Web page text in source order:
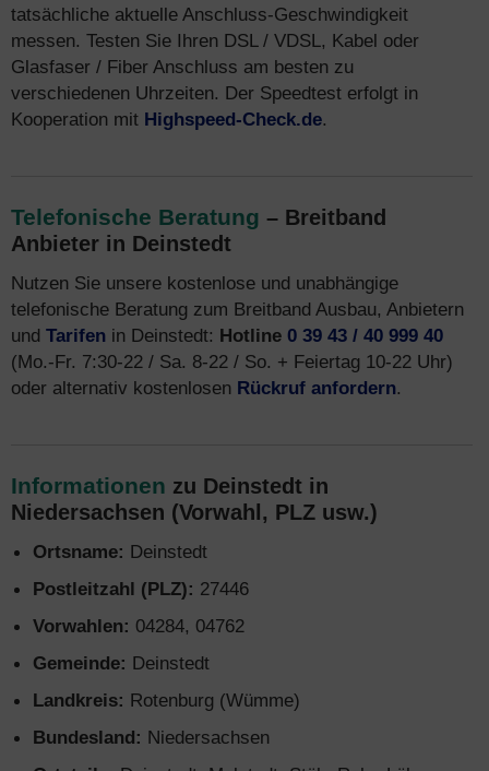
tatsächliche aktuelle Anschluss-Geschwindigkeit
messen. Testen Sie Ihren DSL / VDSL, Kabel oder
Glasfaser / Fiber Anschluss am besten zu
verschiedenen Uhrzeiten. Der Speedtest erfolgt in
Kooperation mit Highspeed-Check.de.
Telefonische Beratung – Breitband
Anbieter in Deinstedt
Nutzen Sie unsere kostenlose und unabhängige
telefonische Beratung zum Breitband Ausbau, Anbietern
und Tarifen in Deinstedt: Hotline 0 39 43 / 40 999 40
(Mo.-Fr. 7:30-22 / Sa. 8-22 / So. + Feiertag 10-22 Uhr)
oder alternativ kostenlosen Rückruf anfordern.
Informationen zu Deinstedt in
Niedersachsen (Vorwahl, PLZ usw.)
Ortsname: Deinstedt
Postleitzahl (PLZ): 27446
Vorwahlen: 04284, 04762
Gemeinde: Deinstedt
Landkreis: Rotenburg (Wümme)
Bundesland: Niedersachsen